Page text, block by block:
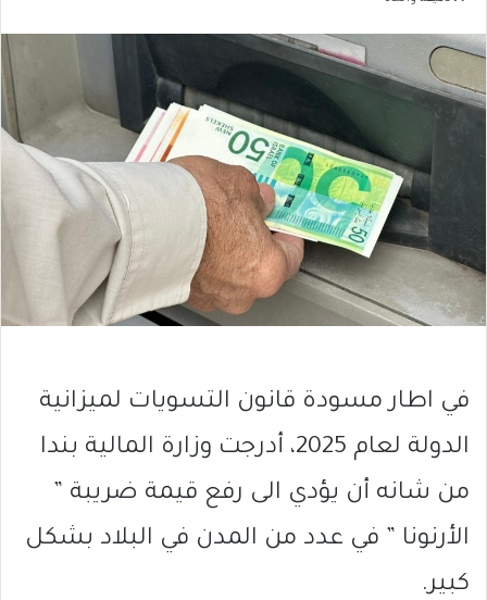
في اطار مسودة قانون التسويات لميزانية
الدولة لعام 2025، أدرجت وزارة المالية بندا
من شانه أن يؤدي الى رفع قيمة ضريبة ”
الأرنونا ” في عدد من المدن في البلاد بشكل
كبير.